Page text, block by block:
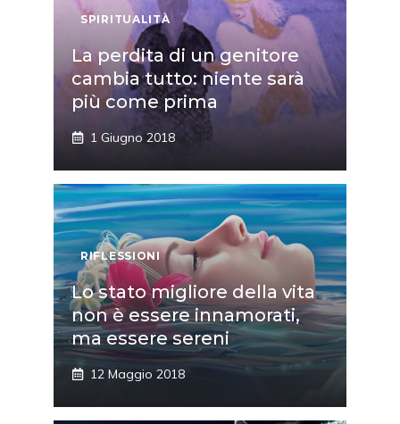
SPIRITUALITÀ
La perdita di un genitore
cambia tutto: niente sarà
più come prima
1 Giugno 2018
RIFLESSIONI
Lo stato migliore della vita
non è essere innamorati,
ma essere sereni
12 Maggio 2018